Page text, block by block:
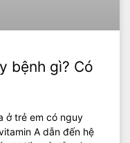
bệnh gì? Có
ở trẻ em có nguy
A dẫn đến hệ